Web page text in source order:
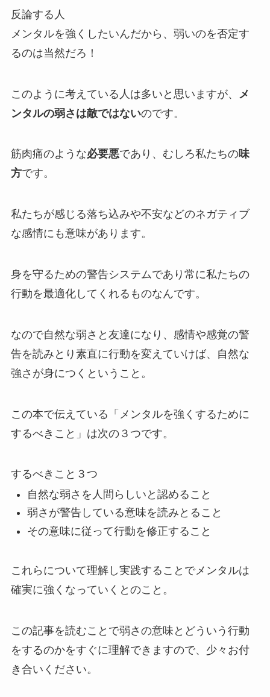
反論する人
メンタルを強くしたいんだから、弱いのを否定す
るのは当然だろ！
このように考えている人は多いと思いますが、
メ
ンタルの弱さは敵ではないのです。
筋肉痛のような必要悪であり、むしろ私たちの味
方です。
私たちが感じる落ち込みや不安などのネガティブ
な感情にも意味があります。
身を守るための警告システムであり常に私たちの
行動を最適化してくれるものなんです。
なので自然な弱さと友達になり、感情や感覚の警
告を読みとり素直に行動を変えていけば、自然な
強さが身につくということ。
この本で伝えている「メンタルを強くするために
するべきこと」は次の３つです。
するべきこと３つ
自然な弱さを人間らしいと認めること
弱さが警告している意味を読みとること
その意味に従って行動を修正すること
これらについて理解し実践することでメンタルは
確実に強くなっていくとのこと。
この記事を読むことで弱さの意味とどういう行動
をするのかをすぐに理解できますので、少々お付
き合いください。